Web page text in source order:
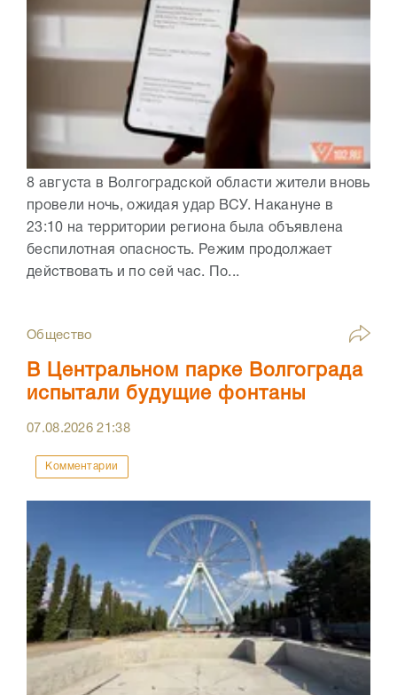
8 августа в Волгоградской области жители вновь
провели ночь, ожидая удар ВСУ. Накануне в
23:10 на территории региона была объявлена
беспилотная опасность. Режим продолжает
действовать и по сей час. По...
Общество
В Центральном парке Волгограда
испытали будущие фонтаны
07.08.202621:38
Комментарии